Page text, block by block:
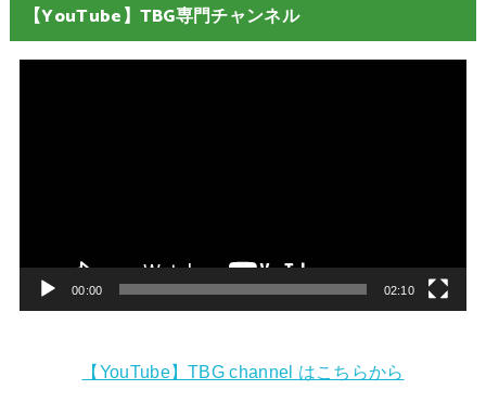
【YouTube】TBG専門チャンネル
00:00 02:10
【YouTube】TBG channel はこちらから